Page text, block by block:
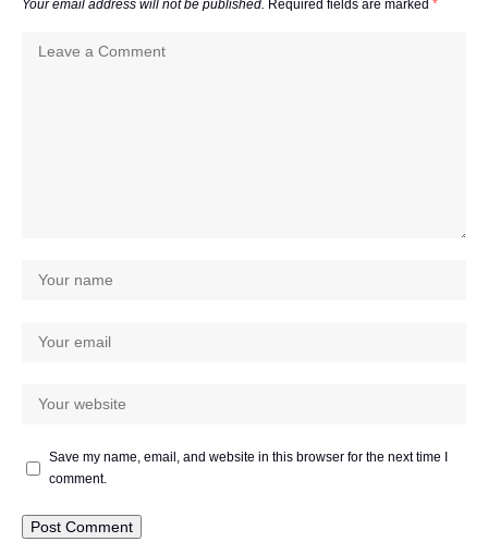
Your email address will not be published. Required fields are marked *
Save my name, email, and website in this browser for the next time I
comment.